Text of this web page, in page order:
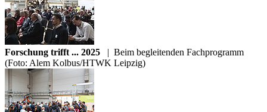
Forschung trifft ... 2025 | Beim begleitenden Fachprogramm
(Foto: Alem Kolbus/HTWK Leipzig)